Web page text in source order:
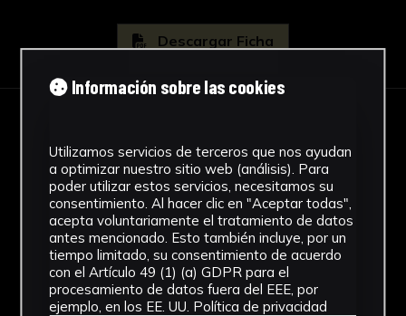
Descargar Ficha
IMÁGENES
Información sobre las cookies
Utilizamos servicios de terceros que nos ayudan
a optimizar nuestro sitio web (análisis). Para
poder utilizar estos servicios, necesitamos su
consentimiento. Al hacer clic en "Aceptar todas",
acepta voluntariamente el tratamiento de datos
antes mencionado. Esto también incluye, por un
tiempo limitado, su consentimiento de acuerdo
con el Artículo 49 (1) (a) GDPR para el
procesamiento de datos fuera del EEE, por
ejemplo, en los EE. UU. Política de privacidad